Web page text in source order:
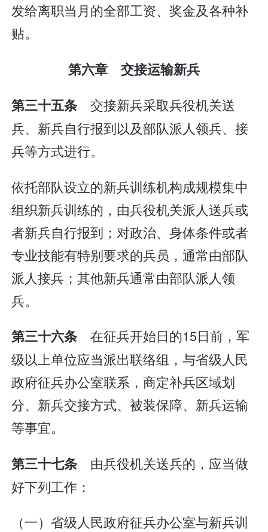
发给离职当月的全部工资、奖金及各种补
贴。
第六章 交接运输新兵
第三十五条 交接新兵采取兵役机关送
兵、新兵自行报到以及部队派人领兵、接
兵等方式进行。
依托部队设立的新兵训练机构成规模集中
组织新兵训练的，由兵役机关派人送兵或
者新兵自行报到；对政治、身体条件或者
专业技能有特别要求的兵员，通常由部队
派人接兵；其他新兵通常由部队派人领
兵。
第三十六条 在征兵开始日的15日前，军
级以上单位应当派出联络组，与省级人民
政府征兵办公室联系，商定补兵区域划
分、新兵交接方式、被装保障、新兵运输
等事宜。
第三十七条 由兵役机关送兵的，应当做
好下列工作：
（一）省级人民政府征兵办公室与新兵训